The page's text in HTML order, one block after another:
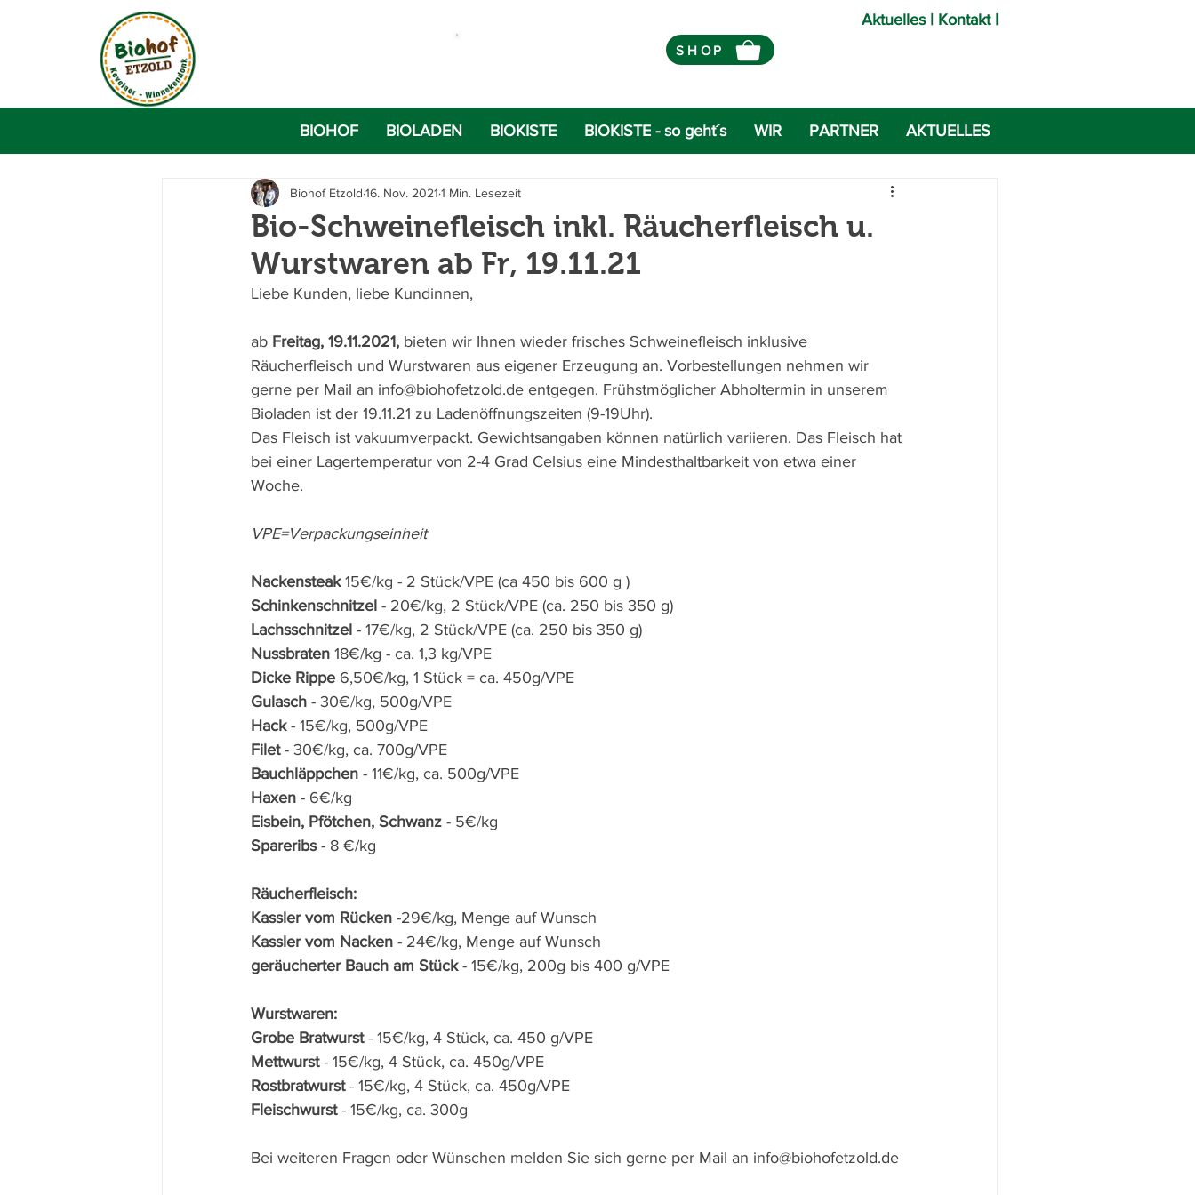
BIOHOF BIOLADEN BIOKISTE BIOKISTE - so geht´s WIR PARTNER AKTUELLES
Aktuelles
Kontakt |
SHOP
Bio-Schweinefleisch inkl. Räucherfleisch u.
Wurstwaren ab Fr, 19.11.21
Biohof Etzold 16. Nov. 2021 1 Min. Lesezeit
Liebe Kunden, liebe Kundinnen,
ab Freitag, 19.11.2021, bieten wir Ihnen wieder frisches Schweinefleisch inklusive
Räucherfleisch und Wurstwaren aus eigener Erzeugung an. Vorbestellungen nehmen wir
gerne per Mail an info@biohofetzold.de entgegen. Frühstmöglicher Abholtermin in unserem
Bioladen ist der 19.11.21 zu Ladenöffnungszeiten (9-19Uhr).
Das Fleisch ist vakuumverpackt. Gewichtsangaben können natürlich variieren. Das Fleisch hat
bei einer Lagertemperatur von 2-4 Grad Celsius eine Mindesthaltbarkeit von etwa einer
Woche.
VPE=Verpackungseinheit
Nackensteak 15€/kg - 2 Stück/VPE (ca 450 bis 600 g )
Schinkenschnitzel - 20€/kg, 2 Stück/VPE (ca. 250 bis 350 g)
Lachsschnitzel - 17€/kg, 2 Stück/VPE (ca. 250 bis 350 g)
Nussbraten 18€/kg - ca. 1,3 kg/VPE
Dicke Rippe 6,50€/kg, 1 Stück = ca. 450g/VPE
Gulasch - 30€/kg, 500g/VPE
Hack - 15€/kg, 500g/VPE
Filet - 30€/kg, ca. 700g/VPE
Bauchläppchen - 11€/kg, ca. 500g/VPE
Haxen - 6€/kg
Eisbein, Pfötchen, Schwanz - 5€/kg
Spareribs - 8 €/kg
Räucherfleisch:
Kassler vom Rücken -29€/kg, Menge auf Wunsch
Kassler vom Nacken - 24€/kg, Menge auf Wunsch
geräucherter Bauch am Stück - 15€/kg, 200g bis 400 g/VPE
Wurstwaren:
Grobe Bratwurst - 15€/kg, 4 Stück, ca. 450 g/VPE
Mettwurst - 15€/kg, 4 Stück, ca. 450g/VPE
Rostbratwurst - 15€/kg, 4 Stück, ca. 450g/VPE
Fleischwurst - 15€/kg, ca. 300g
Bei weiteren Fragen oder Wünschen melden Sie sich gerne per Mail an info@biohofetzold.de